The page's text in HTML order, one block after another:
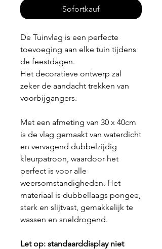
Sofortkauf
De Tuinvlag is een perfecte
toevoeging aan elke tuin tijdens
de feestdagen.
Het decoratieve ontwerp zal
zeker de aandacht trekken van
voorbijgangers.
Met een afmeting van 30 x 40cm
is de vlag gemaakt van waterdicht
en vervagend dubbelzijdig
kleurpatroon, waardoor het
perfect is voor alle
weersomstandigheden. Het
materiaal is dubbellaags pongee,
sterk en slijtvast, gemakkelijk te
wassen en sneldrogend.
Let op: standaarddisplay niet